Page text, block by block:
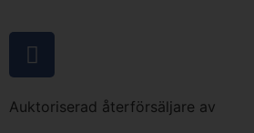
Auktoriserad återförsäljare av